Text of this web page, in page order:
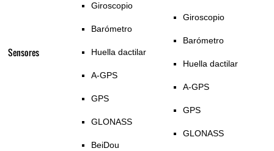
Sensores
Giroscopio
Barómetro
Huella dactilar
A-GPS
GPS
GLONASS
BeiDou
Giroscopio
Barómetro
Huella dactilar
A-GPS
GPS
GLONASS